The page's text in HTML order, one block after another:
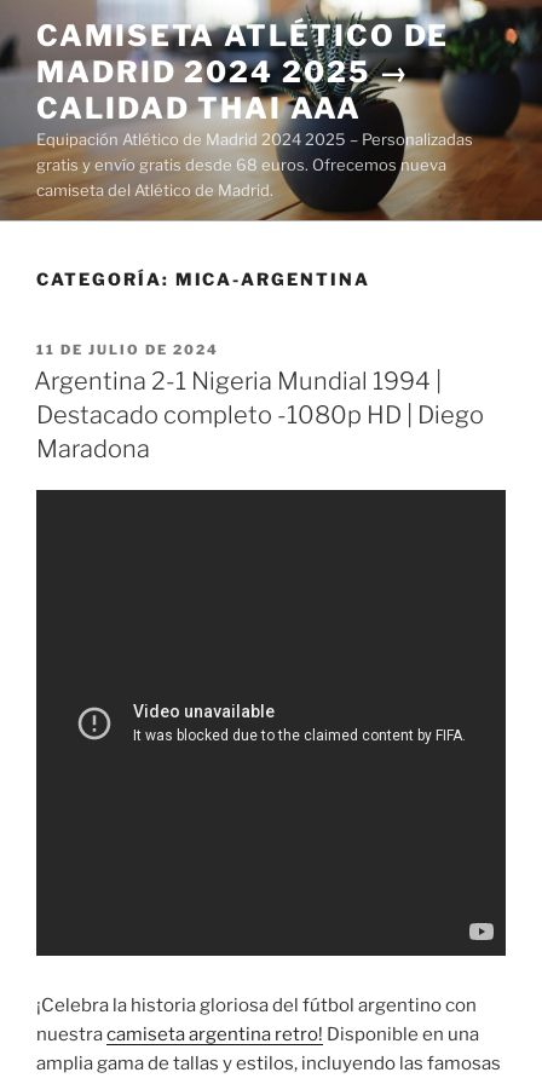
al
contenido
CAMISETA ATLÉTICO DE
MADRID 2024 2025 →
CALIDAD THAI AAA
Equipación Atlético de Madrid 2024 2025 – Personalizadas
gratis y envío gratis desde 68 euros. Ofrecemos nueva
camiseta del Atlético de Madrid.
CATEGORÍA: MICA-ARGENTINA
PUBLICADO
EL
11 DE JULIO DE 2024
Argentina 2-1 Nigeria Mundial 1994 |
Destacado completo -1080p HD | Diego
Maradona
¡Celebra la historia gloriosa del fútbol argentino con
nuestracamiseta argentina retro! Disponible en una
amplia gama de tallas y estilos, incluyendo las famosas